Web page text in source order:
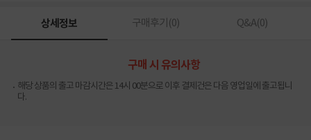
상세정보 구매후기(0) Q&A(0)
구매 시 유의사항
해당 상품의 출고 마감시간은 14시 00분으로 이후 결제건은 다음 영업일에 출고됩니
다.